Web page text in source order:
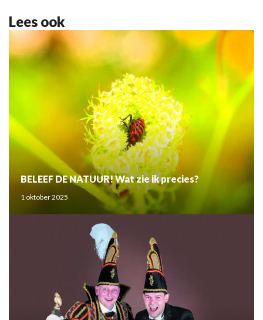
Lees ook
BELEEF DE NATUUR! Wat zie ik precies?
1 oktober 2025